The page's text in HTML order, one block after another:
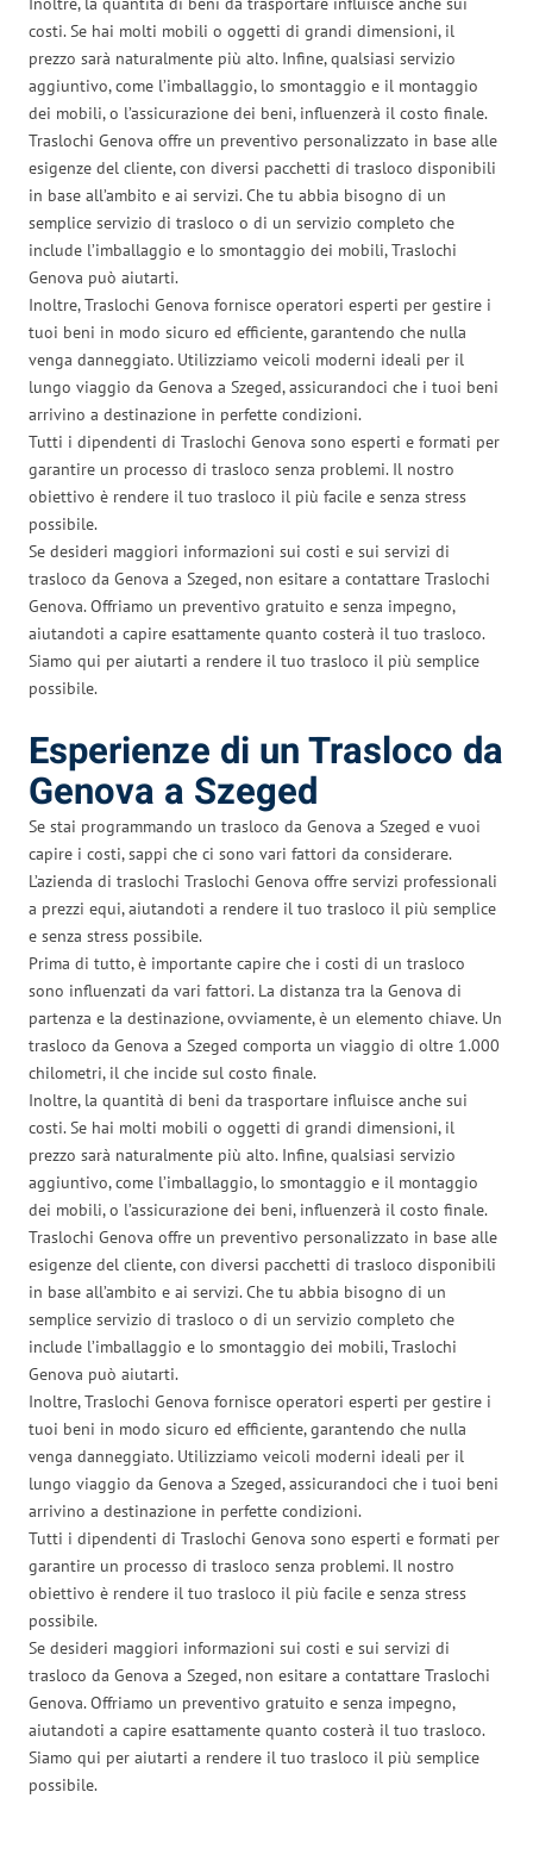
costi. Se hai molti mobili o oggetti di grandi dimensioni, il
prezzo sarà naturalmente più alto. Infine, qualsiasi servizio
aggiuntivo, come l’imballaggio, lo smontaggio e il montaggio
dei mobili, o l’assicurazione dei beni, influenzerà il costo finale.
Traslochi Genova offre un preventivo personalizzato in base alle
esigenze del cliente, con diversi pacchetti di trasloco disponibili
in base all’ambito e ai servizi. Che tu abbia bisogno di un
semplice servizio di trasloco o di un servizio completo che
include l’imballaggio e lo smontaggio dei mobili, Traslochi
Genova può aiutarti.
Inoltre, Traslochi Genova fornisce operatori esperti per gestire i
tuoi beni in modo sicuro ed efficiente, garantendo che nulla
venga danneggiato. Utilizziamo veicoli moderni ideali per il
lungo viaggio da Genova a Szeged, assicurandoci che i tuoi beni
arrivino a destinazione in perfette condizioni.
Tutti i dipendenti di Traslochi Genova sono esperti e formati per
garantire un processo di trasloco senza problemi. Il nostro
obiettivo è rendere il tuo trasloco il più facile e senza stress
possibile.
Se desideri maggiori informazioni sui costi e sui servizi di
trasloco da Genova a Szeged, non esitare a contattare Traslochi
Genova. Offriamo un preventivo gratuito e senza impegno,
aiutandoti a capire esattamente quanto costerà il tuo trasloco.
Siamo qui per aiutarti a rendere il tuo trasloco il più semplice
possibile.
Esperienze di un Trasloco da
Genova a Szeged
Se stai programmando un trasloco da Genova a Szeged e vuoi
capire i costi, sappi che ci sono vari fattori da considerare.
L’azienda di traslochi Traslochi Genova offre servizi professionali
a prezzi equi, aiutandoti a rendere il tuo trasloco il più semplice
e senza stress possibile.
Prima di tutto, è importante capire che i costi di un trasloco
sono influenzati da vari fattori. La distanza tra la Genova di
partenza e la destinazione, ovviamente, è un elemento chiave. Un
trasloco da Genova a Szeged comporta un viaggio di oltre 1.000
chilometri, il che incide sul costo finale.
Inoltre, la quantità di beni da trasportare influisce anche sui
costi. Se hai molti mobili o oggetti di grandi dimensioni, il
prezzo sarà naturalmente più alto. Infine, qualsiasi servizio
aggiuntivo, come l’imballaggio, lo smontaggio e il montaggio
dei mobili, o l’assicurazione dei beni, influenzerà il costo finale.
Traslochi Genova offre un preventivo personalizzato in base alle
esigenze del cliente, con diversi pacchetti di trasloco disponibili
in base all’ambito e ai servizi. Che tu abbia bisogno di un
semplice servizio di trasloco o di un servizio completo che
include l’imballaggio e lo smontaggio dei mobili, Traslochi
Genova può aiutarti.
Inoltre, Traslochi Genova fornisce operatori esperti per gestire i
tuoi beni in modo sicuro ed efficiente, garantendo che nulla
venga danneggiato. Utilizziamo veicoli moderni ideali per il
lungo viaggio da Genova a Szeged, assicurandoci che i tuoi beni
arrivino a destinazione in perfette condizioni.
Tutti i dipendenti di Traslochi Genova sono esperti e formati per
garantire un processo di trasloco senza problemi. Il nostro
obiettivo è rendere il tuo trasloco il più facile e senza stress
possibile.
Se desideri maggiori informazioni sui costi e sui servizi di
trasloco da Genova a Szeged, non esitare a contattare Traslochi
Genova. Offriamo un preventivo gratuito e senza impegno,
aiutandoti a capire esattamente quanto costerà il tuo trasloco.
Siamo qui per aiutarti a rendere il tuo trasloco il più semplice
possibile.